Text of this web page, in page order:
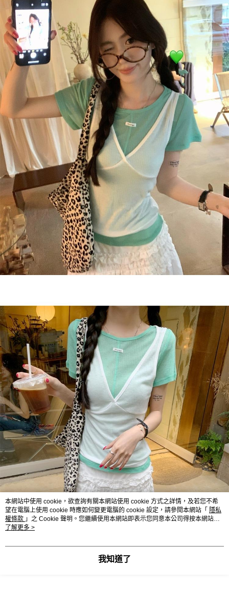
本網站中使用 cookie，欲查詢有關本網站使用 cookie 方式之詳情，及若您不希
望在電腦上使用 cookie 時應如何變更電腦的 cookie 設定，請參閱本網站「 隱私
權條款 」之 Cookie 聲明。您繼續使用本網站即表示您同意本公司得按本網站使
用條款之 Cookie 聲明使用 cookie。
了解更多 >
我知道了